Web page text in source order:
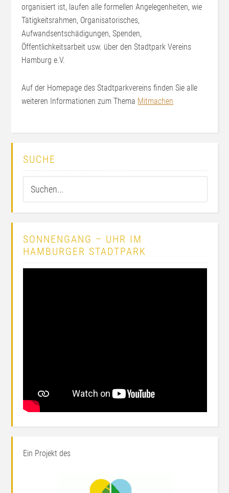
organisiert ist, laufen alle formellen Angelegenheiten, wie
Tätigkeitsrahmen, Organisatorisches,
Aufwandsentschädigungen, Spenden,
Öffentlichkeitsarbeit usw. über den Stadtpark Vereins
Hamburg e.V.
Auf der Homepage des Stadtparkvereins finden Sie alle
weiteren Informationen zum Thema Mitmachen
SUCHE
SONNENGANG – UHR IM
HAMBURGER STADTPARK
Ein Projekt des